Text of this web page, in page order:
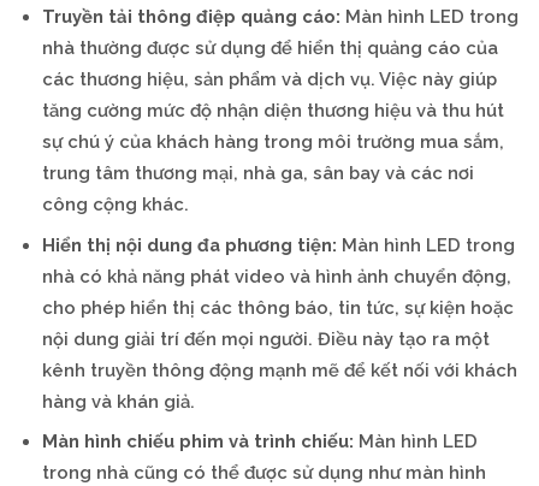
Truyền tải thông điệp quảng cáo: Màn hình LED trong
nhà thường được sử dụng để hiển thị quảng cáo của
các thương hiệu, sản phẩm và dịch vụ. Việc này giúp
tăng cường mức độ nhận diện thương hiệu và thu hút
sự chú ý của khách hàng trong môi trường mua sắm,
trung tâm thương mại, nhà ga, sân bay và các nơi
công cộng khác.
Hiển thị nội dung đa phương tiện: Màn hình LED trong
nhà có khả năng phát video và hình ảnh chuyển động,
cho phép hiển thị các thông báo, tin tức, sự kiện hoặc
nội dung giải trí đến mọi người. Điều này tạo ra một
kênh truyền thông động mạnh mẽ để kết nối với khách
hàng và khán giả.
Màn hình chiếu phim và trình chiếu: Màn hình LED
trong nhà cũng có thể được sử dụng như màn hình